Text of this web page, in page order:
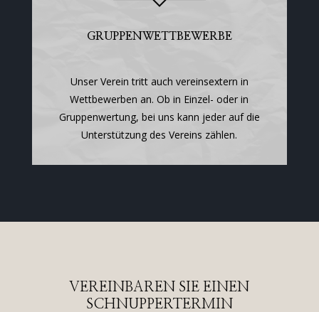
GRUPPENWETTBEWERBE
Unser Verein tritt auch vereinsextern in
Wettbewerben an. Ob in Einzel- oder in
Gruppenwertung, bei uns kann jeder auf die
Unterstützung des Vereins zählen.
VEREINBAREN SIE EINEN
SCHNUPPERTERMIN